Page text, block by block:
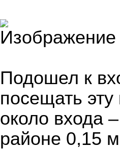
Подошел к
посещать
около входа
районе 0,15